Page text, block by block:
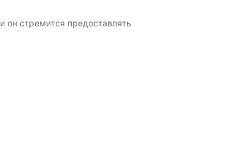
стремится предоставлять